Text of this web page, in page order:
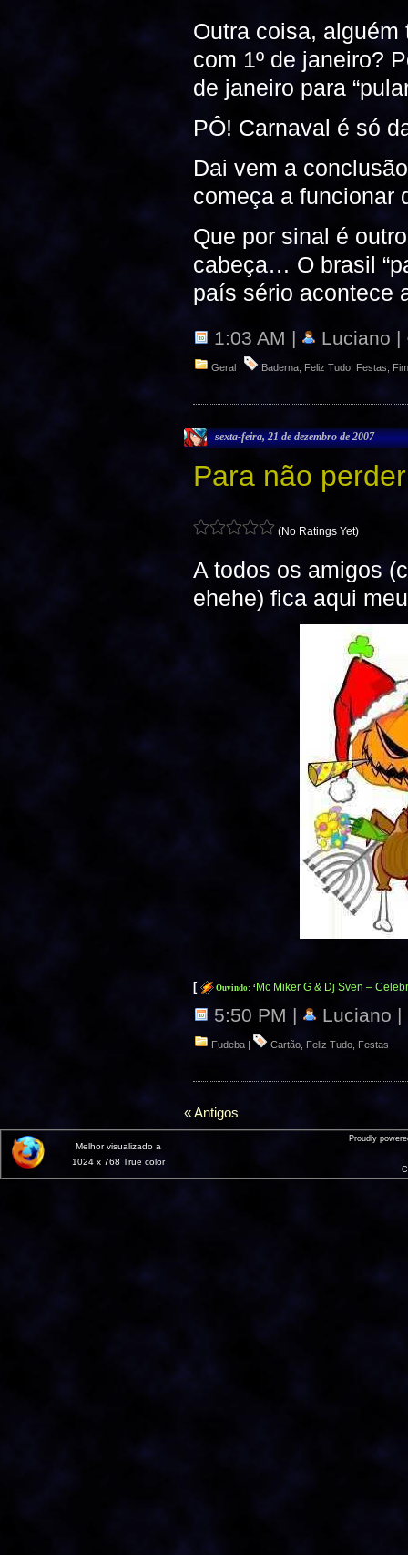
Outra coisa,
com 1º de janeiro?
de janeiro para
PÔ! Carnaval é só
Dai vem a
começa a
Que por sinal é
cabeça… O brasil
país sério acontece
1:03 AM | Luciano |
Geral Baderna, Feliz Tudo, Festas,
sexta-feira, 21 de dezembro de 2007
Para não
(No Ratings Yet)
A todos os amigos
ehehe) fica aqui
[ Ouvindo: ‘ Mc Miker G & Dj Sven –
5:50 PM | Luciano |
Fudeba | Cartão Feliz Tudo Festas
« Antigos
Melhor visualizado a
1024 x 768 True color
Proudly